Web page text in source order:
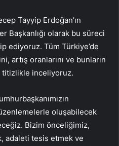
Tayyip Erdoğan’ın
Başkanlığı olarak bu süreci
ediyoruz. Tüm Türkiye’de
artış oranlarını ve bunların
titizlikle inceliyoruz.
oluşabilecek
Bizim önceliğimiz,
adaleti tesis etmek ve